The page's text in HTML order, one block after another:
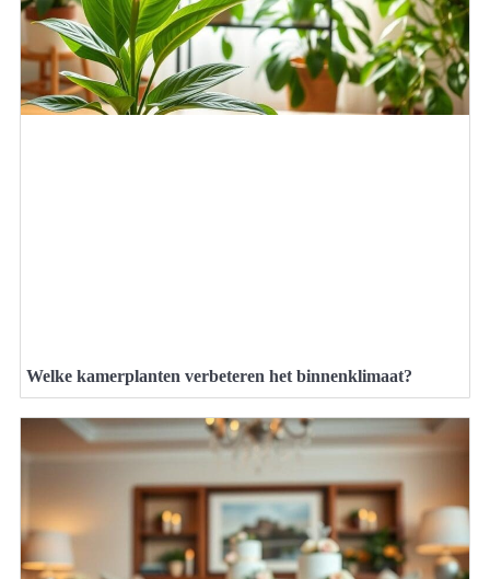
Welke kamerplanten verbeteren het binnenklimaat?